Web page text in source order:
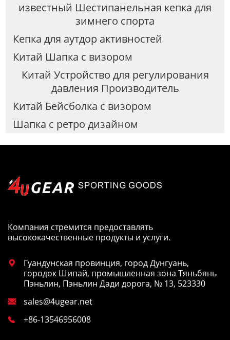
известный Шестипанельная кепка для
зимнего спорта
Кепка для аутдор активностей
Китай Шапка с визором
Китай Устройство для регулирования
давления Производитель
Китай Бейсболка с визором
Шапка с ретро дизайном
Компания стремится предоставлять
высококачественные продукты и услуги.

Гуандунская провинция, город Дунгуань,
городок Шипай, промышленная зона Тяньбянь
Пэньлин, Пэньлин Дади дорога, № 13, 523330
 sales@4ugear.net
 +86-13546956008